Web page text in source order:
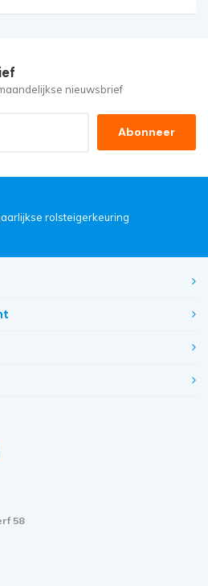
nieuwsbrief
Abonneer
rolsteigerkeuring
58